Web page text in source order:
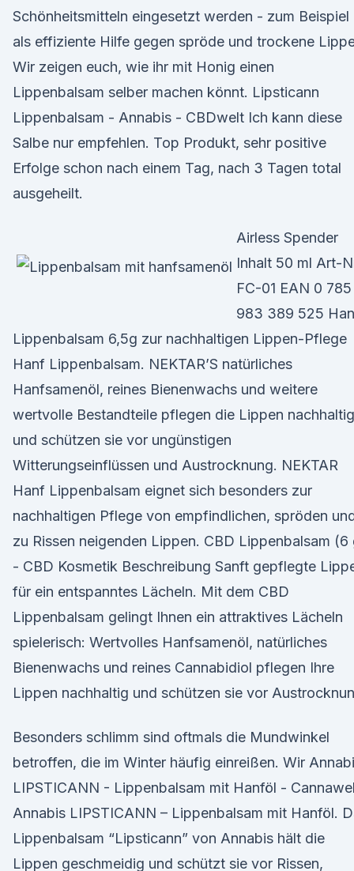
Schönheitsmitteln eingesetzt werden - zum Beispiel
als effiziente Hilfe gegen spröde und trockene
Wir zeigen euch, wie ihr mit Honig einen
Lippenbalsam selber machen könnt. Lipsticann
Lippenbalsam - Annabis - CBDwelt Ich kann diese
Salbe nur empfehlen. Top Produkt, sehr positive
Erfolge schon nach einem Tag, nach 3 Tagen total
ausgeheilt.
Airless Spender
Inhalt 50 ml Art-
FC-01 EAN 0 785
983 389 525
Lippenbalsam 6,5g zur nachhaltigen Lippen-Pflege
Hanf Lippenbalsam. NEKTAR’S natürliches
Hanfsamenöl, reines Bienenwachs und weitere
wertvolle Bestandteile pflegen die Lippen nachhaltig
und schützen sie vor ungünstigen
Witterungseinflüssen und Austrocknung. NEKTAR
Hanf Lippenbalsam eignet sich besonders zur
nachhaltigen Pflege von empfindlichen, spröden
zu Rissen neigenden Lippen. CBD Lippenbalsam (6
- CBD Kosmetik Beschreibung Sanft gepflegte
für ein entspanntes Lächeln. Mit dem CBD
Lippenbalsam gelingt Ihnen ein attraktives Lächeln
spielerisch: Wertvolles Hanfsamenöl, natürliches
Bienenwachs und reines Cannabidiol pflegen Ihre
Lippen nachhaltig und schützen sie vor
Besonders schlimm sind oftmals die Mundwinkel
betroffen, die im Winter häufig einreißen. Wir
LIPSTICANN - Lippenbalsam mit Hanföl -
Annabis LIPSTICANN – Lippenbalsam mit Hanföl.
Lippenbalsam “Lipsticann” von Annabis hält die
Lippen geschmeidig und schützt sie vor Rissen,